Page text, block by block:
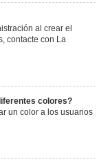
al crear el
contacte con La
colores?
un color a los usuarios